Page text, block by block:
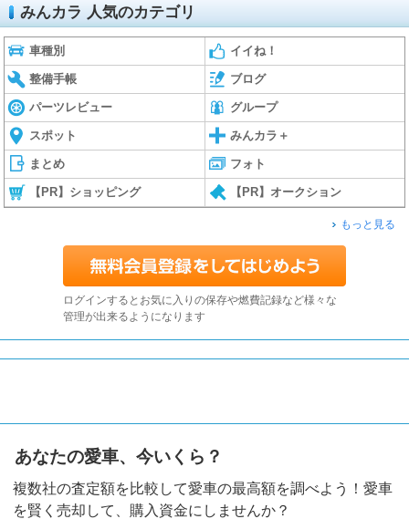
みんカラ 人気のカテゴリ
車種別 イイね！
整備手帳 ブログ
パーツレビュー グループ
スポット みんカラ＋
まとめ フォト
【PR】ショッピング 【PR】オークション
もっと見る
ログインするとお気に入りの保存や燃費記録など様々な
管理が出来るようになります
あなたの愛車、今いくら？
複数社の査定額を比較して愛車の最高額を調べよう！愛車
を賢く売却して、購入資金にしませんか？